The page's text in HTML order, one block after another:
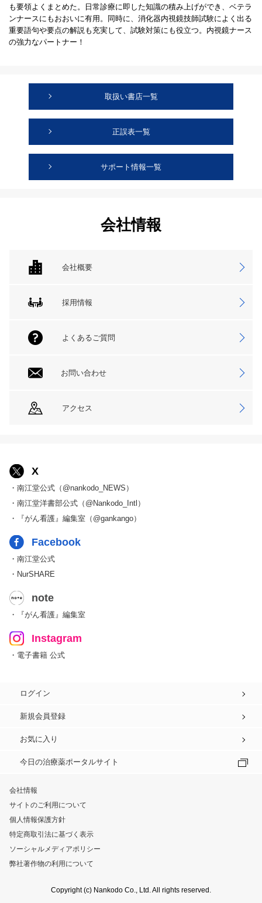
も要領よくまとめた。日常診療に即した知識の積み上げができ、ベテラ
ンナースにもおおいに有用。同時に、消化器内視鏡技師試験によく出る
重要語句や要点の解説も充実して、試験対策にも役立つ。内視鏡ナース
の強力なパートナー！
取扱い書店一覧
正誤表一覧
サポート情報一覧
会社情報
会社概要
採用情報
よくあるご質問
お問い合わせ
アクセス
X
・南江堂公式（@nankodo_NEWS）
・南江堂洋書部公式（@Nankodo_Intl）
・『がん看護』編集室（@gankango）
Facebook
・南江堂公式
・NurSHARE
note
・『がん看護』編集室
Instagram
・電子書籍 公式
ログイン
新規会員登録
お気に入り
今日の治療薬ポータルサイト
会社情報
サイトのご利用について
個人情報保護方針
特定商取引法に基づく表示
ソーシャルメディアポリシー
弊社著作物の利用について
Copyright (c) Nankodo Co., Ltd. All rights reserved.